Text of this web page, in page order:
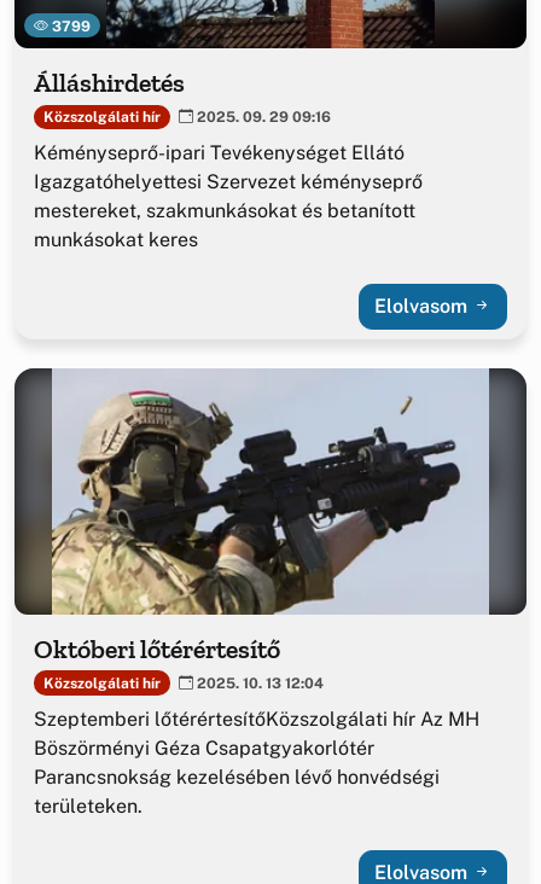
3799
Álláshirdetés
Közszolgálati hír 2025. 09. 29 09:16
Kéményseprő-ipari Tevékenységet Ellátó
Igazgatóhelyettesi Szervezet kéményseprő
mestereket, szakmunkásokat és betanított
munkásokat keres
Elolvasom
Októberi lőtérértesítő
Közszolgálati hír 2025. 10. 13 12:04
Szeptemberi lőtérértesítőKözszolgálati hír Az MH
Böszörményi Géza Csapatgyakorlótér
Parancsnokság kezelésében lévő honvédségi
területeken.
Elolvasom